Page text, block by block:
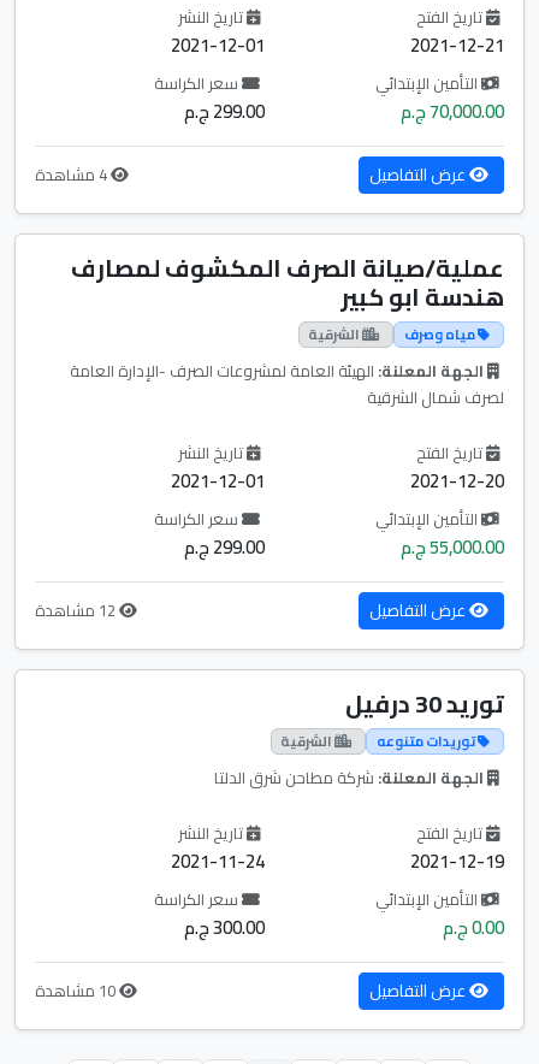
تاريخ الفتح
2021-12-21
تاريخ النشر
2021-12-01
التأمين الإبتدائي
70,000.00 ج.م
سعر الكراسة
299.00 ج.م
عرض التفاصيل
عملية/صيانة الصرف المكشوف لمصارف
هندسة ابو كبير
مياه وصرف الشرقية
الجهة المعلنة: الهيئة العامة لمشروعات الصرف -الإدارة العامة
لصرف شمال الشرقية
تاريخ الفتح
2021-12-20
تاريخ النشر
2021-12-01
التأمين الإبتدائي
55,000.00 ج.م
سعر الكراسة
299.00 ج.م
عرض التفاصيل
توريد 30 درفيل
توريدات متنوعه الشرقية
الجهة المعلنة: شركة مطاحن شرق الدلتا
تاريخ الفتح
2021-12-19
تاريخ النشر
2021-11-24
التأمين الإبتدائي
0.00 ج.م
سعر الكراسة
300.00 ج.م
عرض التفاصيل